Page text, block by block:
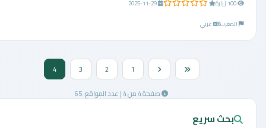
0.0 من 5 نجوم
2025-11-29
المغرب
عربي
صفحة 4 من 4 | عدد المواقع: 65
بحث سريع